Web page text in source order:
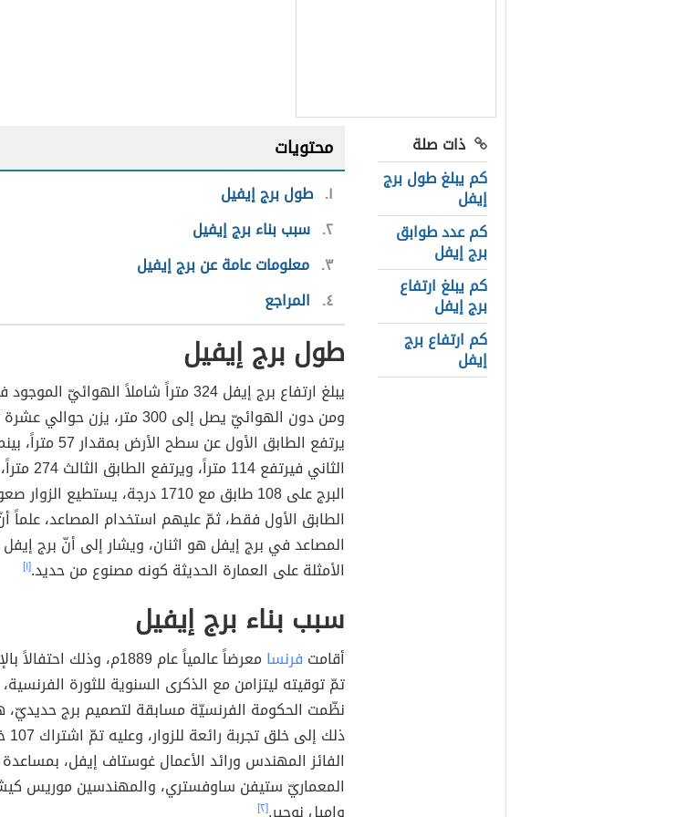
ذات صلة
كم يبلغ طول برج
إيفل
كم عدد طوابق
برج إيفل
كم يبلغ ارتفاع
برج إيفل
كم ارتفاع برج
إيفل
محتويات
١ طول برج إيفيل
٢ سبب بناء برج إيفيل
٣ معلومات عامة عن برج إيفيل
٤ المراجع
طول برج إيفيل
يبلغ ارتفاع برج إيفل 324 متراً شاملاً الهوائيّ
ومن دون الهوائيّ يصل إلى 300 متر، يزن
يرتفع الطابق الأول عن سطح
الثاني فيرتفع 114
البرج على 108 طابق مع 1710 درجة، يستطيع
الطابق الأول فقط، ثمّ عليهم استخدام المصاعد، علماً
المصاعد في برج إيفل هو اثنان، ويشار إلى أنّ برج
الأمثلة على العمارة الحديثة كونه مصنوع من حديد.[١]
سبب بناء برج إيفيل
أقامت فرنسا
معرضاً عالمياً عام 1889م، وذلك
تمّ توقيته ليتزامن مع الذكرى السنوية للثورة
نظّمت الحكومة الفرنسيّة مسابقة لتصميم برج
الفائز المهندس ورائد الأعمال غوستاف إيفل،
المعماريّ ستيفن ساوفستري، والمهندسين موريس
[٢]